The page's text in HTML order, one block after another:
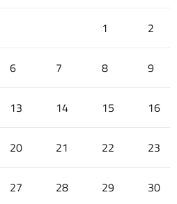
1 2
6 7 8 9
13 14 15 16
20 21 22 23
27 28 29 30